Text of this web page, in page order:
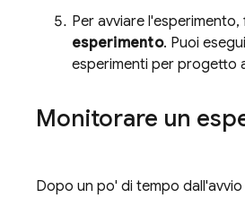
Per avviare
esperimento. Puoi
esperimenti per progetto
Monitorare un
Dopo un po' di tempo dall'avvio